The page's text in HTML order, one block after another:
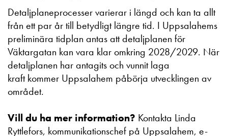
Detaljplaneprocesser varierar i längd och kan ta allt
från ett par år till betydligt längre tid. I Uppsalahems
preliminära tidplan antas att detaljplanen för
Väktargatan kan vara klar omkring 2028/2029. När
detaljplanen har antagits och vunnit laga
kraft kommer Uppsalahem påbörja utvecklingen av
området.
Vill du ha mer information? Kontakta Linda
Ryttlefors, kommunikationschef på Uppsalahem, e-